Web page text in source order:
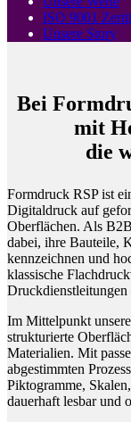
ISO 9001
Unsere Story
Bei
mit
die
Formdruck RSP ist
Digitaldruck auf
Oberflächen. Als
dabei, ihre Bauteile,
kennzeichnen und
klassische
Druckdienstleitungen
Im Mittelpunkt
strukturierte
Materialien. Mit
abgestimmten
Piktogramme,
dauerhaft lesbar und